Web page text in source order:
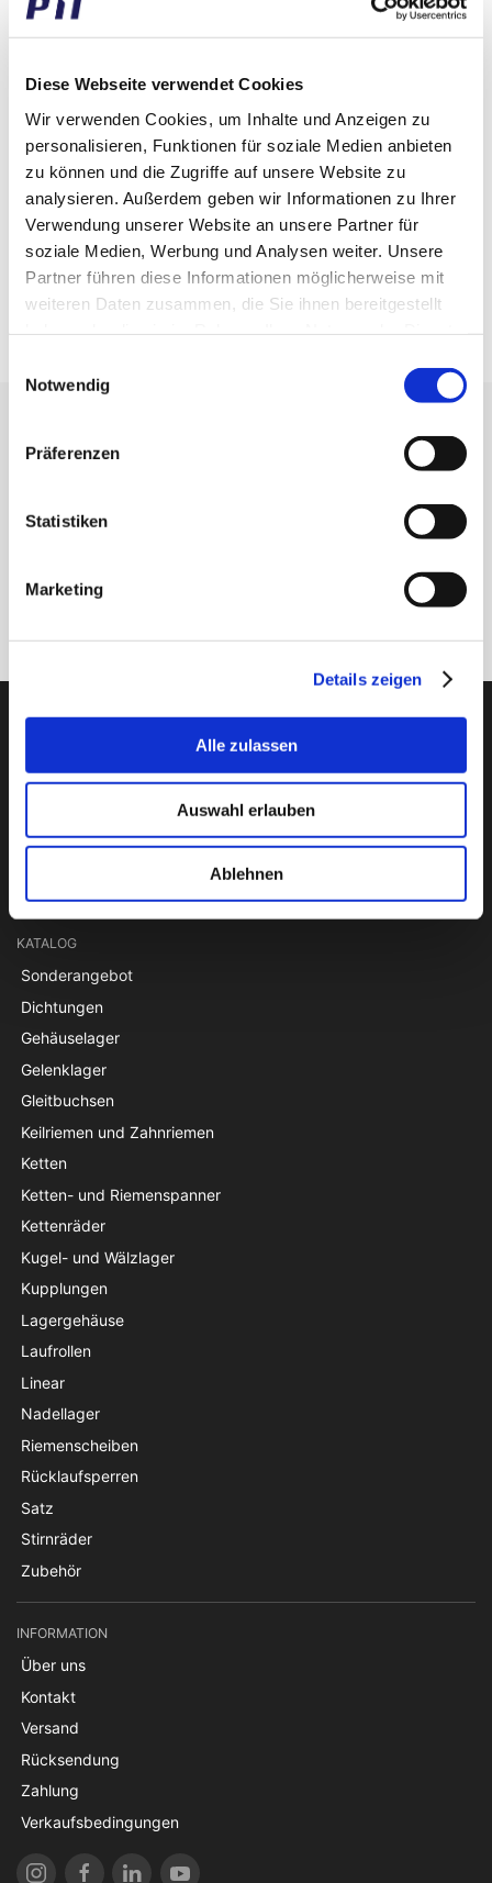
Diese Webseite verwendet Cookies
Wir verwenden Cookies, um Inhalte und Anzeigen zu
personalisieren, Funktionen für soziale Medien anbieten
zu können und die Zugriffe auf unsere Website zu
analysieren. Außerdem geben wir Informationen zu Ihrer
Verwendung unserer Website an unsere Partner für
soziale Medien, Werbung und Analysen weiter. Unsere
Partner führen diese Informationen möglicherweise mit
weiteren Daten zusammen, die Sie ihnen bereitgestellt
Notwendig
Präferenzen
Statistiken
Marketing
Details zeigen
Alle zulassen
Auswahl erlauben
Ablehnen
Alternative Warennummer RVFW316-MEO16
Zolltarifnummer 8483303290
GTIN / EAN 5713188337954
Material Gusseisen
Temperatur °C -30°C to +110°C
Montage Lochabstand (mm) 235,00
Wellenbefestigung Nur Gehäuse, kein Lager
Erhalten Sie unseren Newsletter
PTI Europa A/S
pti@pti.dk
KATALOG
Sonderangebot
Dichtungen
Gehäuselager
Gelenklager
Gleitbuchsen
Keilriemen und Zahnriemen
Ketten
Ketten- und Riemenspanner
Kettenräder
Kugel- und Wälzlager
Kupplungen
Lagergehäuse
Laufrollen
Linear
Nadellager
Riemenscheiben
Rücklaufsperren
Satz
Stirnräder
Zubehör
INFORMATION
Über uns
Kontakt
Versand
Rücksendung
Zahlung
Verkaufsbedingungen